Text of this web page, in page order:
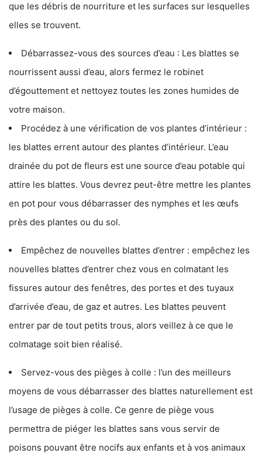
que les débris de nourriture et les surfaces sur lesquelles
elles se trouvent.
Débarrassez-vous des sources d’eau : Les blattes se
nourrissent aussi d’eau, alors fermez le robinet
d’égouttement et nettoyez toutes les zones humides de
votre maison.
Procédez à une vérification de vos plantes d’intérieur :
les blattes errent autour des plantes d’intérieur. L’eau
drainée du pot de fleurs est une source d’eau potable qui
attire les blattes. Vous devrez peut-être mettre les plantes
en pot pour vous débarrasser des nymphes et les œufs
près des plantes ou du sol.
Empêchez de nouvelles blattes d’entrer : empêchez les
nouvelles blattes d’entrer chez vous en colmatant les
fissures autour des fenêtres, des portes et des tuyaux
d’arrivée d’eau, de gaz et autres. Les blattes peuvent
entrer par de tout petits trous, alors veillez à ce que le
colmatage soit bien réalisé.
Servez-vous des pièges à colle : l’un des meilleurs
moyens de vous débarrasser des blattes naturellement est
l’usage de pièges à colle. Ce genre de piège vous
permettra de piéger les blattes sans vous servir de
poisons pouvant être nocifs aux enfants et à vos animaux